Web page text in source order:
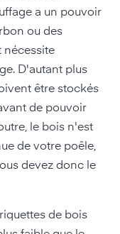
a un pouvoir
ou des
nécessite
D'autant plus
être stockés
de pouvoir
le bois n'est
de votre poêle,
devez donc le
de bois